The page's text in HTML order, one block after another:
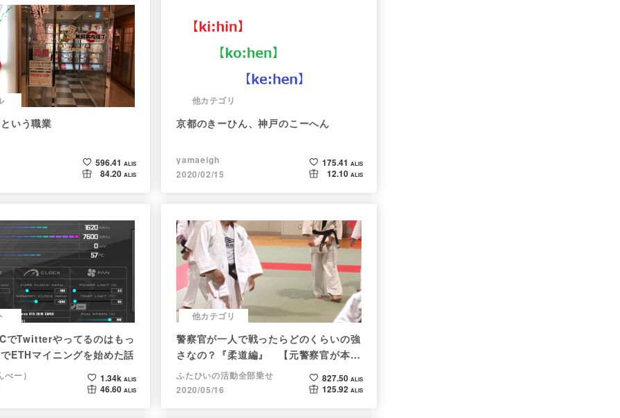
いう職業
596.41 ALIS
84.20 ALIS
他カテゴリ
京都のきーひん、神戸のこーへん
yamaeigh
2020/02/15
175.41 ALIS
12.10 ALIS
でTwitterやってるのはもっ
ETHマイニングを始めた話
ー）
1.34k ALIS
46.60 ALIS
他カテゴリ
警察官が一人で戦ったらどのくらいの強
さなの？『柔道編』 【元警察官が本音
で回答】
ふたひいの活動全部乗せ
2020/05/16
827.50 ALIS
125.92 ALIS